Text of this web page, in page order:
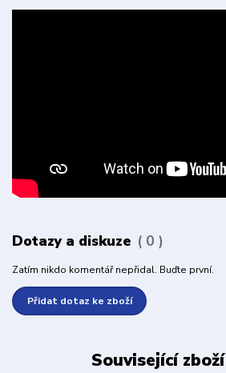
Dotazy a diskuze 0
Zatím nikdo komentář nepřidal. Buďte první.
Přidat dotaz ke zboží
Související zboží